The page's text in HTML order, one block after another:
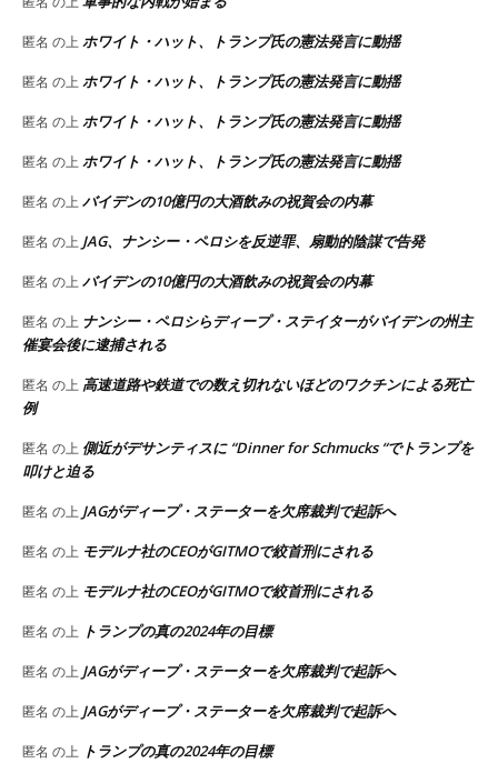
匿名 の上ホワイト・ハット、トランプ氏の憲法発言に動揺
匿名 の上ホワイト・ハット、トランプ氏の憲法発言に動揺
匿名 の上ホワイト・ハット、トランプ氏の憲法発言に動揺
匿名 の上ホワイト・ハット、トランプ氏の憲法発言に動揺
匿名 の上バイデンの10億円の大酒飲みの祝賀会の内幕
匿名 の上 JAG、ナンシー・ペロシを反逆罪、扇動的陰謀で告発
匿名 の上バイデンの10億円の大酒飲みの祝賀会の内幕
匿名 の上 ナンシー・ペロシらディープ・ステイターがバイデンの州主
催宴会後に逮捕される
匿名 の上 高速道路や鉄道での数え切れないほどのワクチンによる死亡
例
匿名 の上 側近がデサンティスに “Dinner for Schmucks “でトランプを
叩けと迫る
匿名 の上 JAGがディープ・ステーターを欠席裁判で起訴へ
匿名 の上 モデルナ社のCEOがGITMOで絞首刑にされる
匿名 の上 モデルナ社のCEOがGITMOで絞首刑にされる
匿名 の上 トランプの真の2024年の目標
匿名 の上 JAGがディープ・ステーターを欠席裁判で起訴へ
匿名 の上 JAGがディープ・ステーターを欠席裁判で起訴へ
匿名 の上 トランプの真の2024年の目標